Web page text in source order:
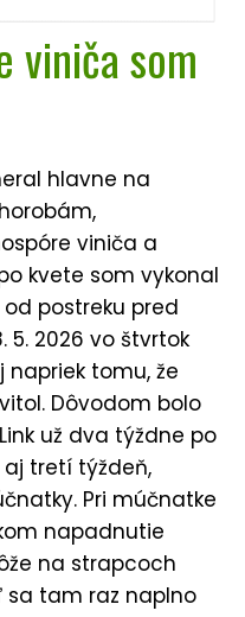
viniča som
hlavne na
viniča a
kvete som vykonal
od postreku pred
5. 2026 vo štvrtok
napriek tomu, že
Dôvodom bolo
už dva týždne po
aj tretí týždeň,
Pri múčnatke
napadnutie
na strapcoch
tam raz naplno